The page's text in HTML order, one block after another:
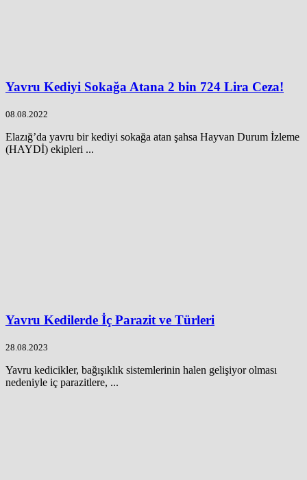
Yavru Kediyi Sokağa Atana 2 bin 724 Lira Ceza!
08.08.2022
Elazığ’da yavru bir kediyi sokağa atan şahsa Hayvan Durum İzleme
(HAYDİ) ekipleri ...
Yavru Kedilerde İç Parazit ve Türleri
28.08.2023
Yavru kedicikler, bağışıklık sistemlerinin halen gelişiyor olması
nedeniyle iç parazitlere, ...